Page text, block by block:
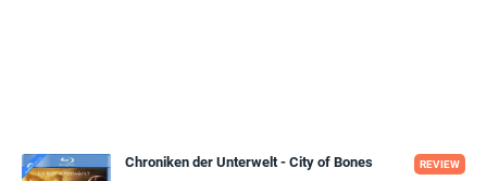
Chroniken der Unterwelt - City of Bones REVIEW